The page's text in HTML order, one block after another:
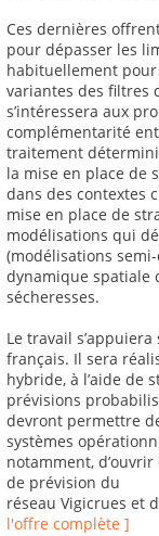
Ces dernières
pour dépasser les
habituellement pour
variantes des filtres
s’intéressera aux
complémentarité
traitement
la mise en place de
dans des contextes
mise en place de
modélisations qui
(modélisations
dynamique spatiale
sécheresses.
Le travail
français. Il sera
hybride, à l’aide de
prévisions
devront permettre
systèmes
notamment,
de prévision du
réseau Vigicrues et
l'offre complète ]